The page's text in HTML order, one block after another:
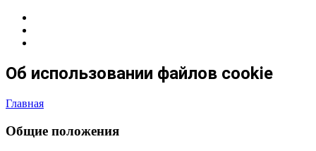
Об использовании файлов cookie
Главная
Общие положения